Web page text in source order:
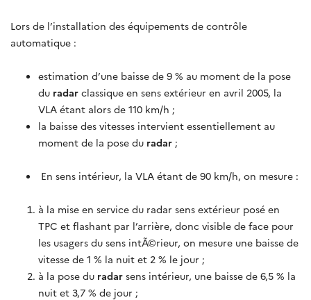
Lors de l’installation des équipements de contrôle
automatique :
estimation d’une baisse de 9 % au moment de la pose
du radar classique en sens extérieur en avril 2005, la
VLA étant alors de 110 km/h ;
la baisse des vitesses intervient essentiellement au
moment de la pose du radar ;
En sens intérieur, la VLA étant de 90 km/h, on mesure :
à la mise en service du radar sens extérieur posé en
TPC et flashant par l’arrière, donc visible de face pour
les usagers du sens intÃ©rieur, on mesure une baisse de
vitesse de 1 % la nuit et 2 % le jour ;
à la pose du radar sens intérieur, une baisse de 6,5 % la
nuit et 3,7 % de jour ;